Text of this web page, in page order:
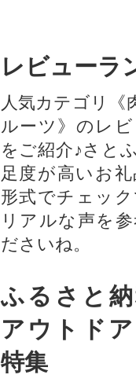
レビューラ
人気カテゴリ《
ルーツ》のレ
をご紹介♪さと
足度が高いお
形式でチェッ
リアルな声を
ださいね。
ふるさと
アウトド
特集